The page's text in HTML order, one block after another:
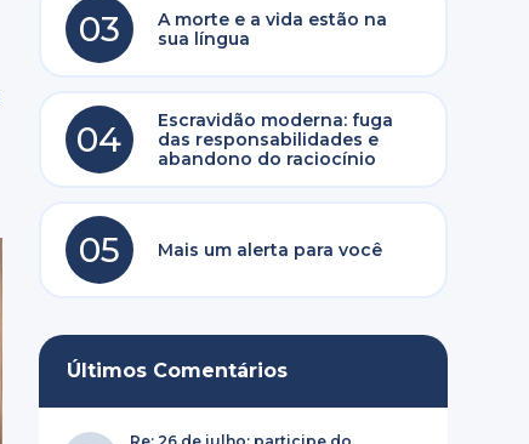
03
A morte e a vida estão na
sua língua
04
Escravidão moderna: fuga
das responsabilidades e
abandono do raciocínio
05 Mais um alerta para você
Últimos Comentários
Re: 26 de julho: participe do